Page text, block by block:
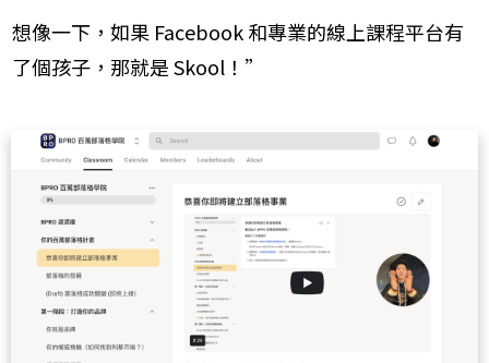
想像一下，如果 Facebook 和專業的線上課程平台有
了個孩子，那就是 Skool！”